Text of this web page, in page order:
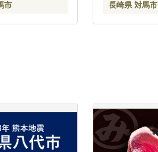
市 長崎県 対馬市